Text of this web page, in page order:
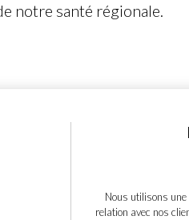
notre santé régionale.
Nous utilisons
relation avec nos